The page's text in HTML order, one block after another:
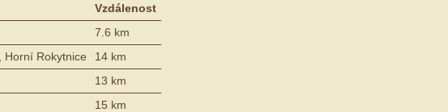
Vzdálenost
7.6 km
Horní Rokytnice
14 km
13 km
15 km